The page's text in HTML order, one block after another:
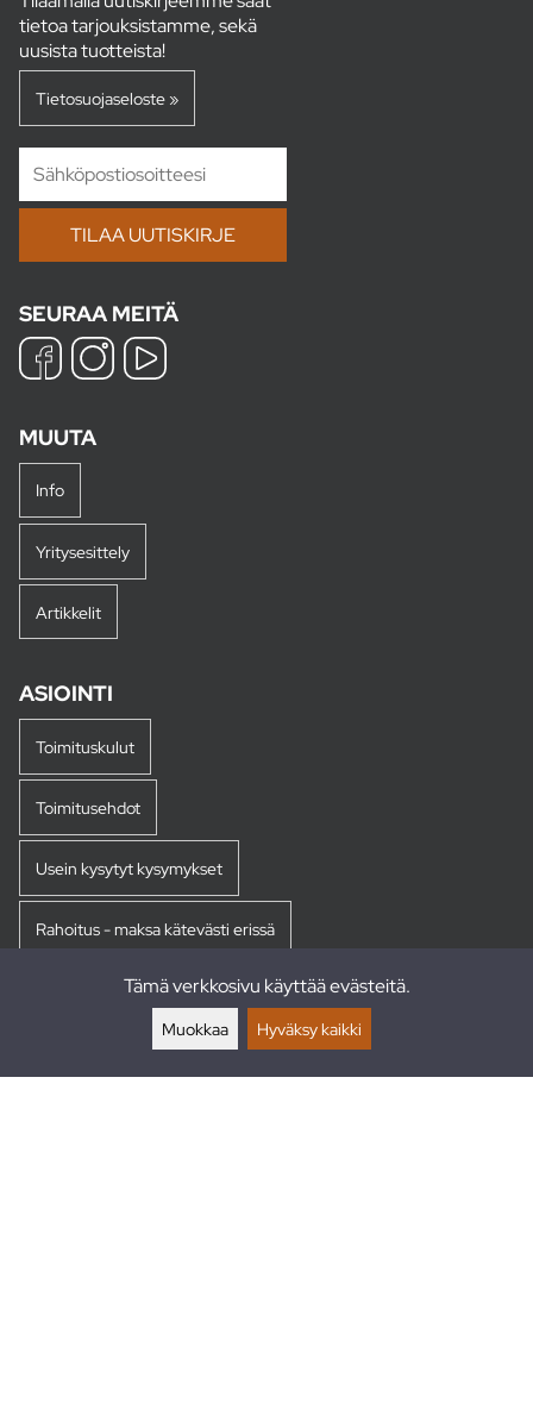
tietoa tarjouksistamme, sekä
uusista tuotteista!
Tietosuojaseloste »
SEURAA MEITÄ
MUUTA
Info
Yritysesittely
Artikkelit
ASIOINTI
Toimituskulut
Toimitusehdot
Usein kysytyt kysymykset
Rahoitus - maksa kätevästi erissä
Tämä verkkosivu käyttää evästeitä.
Muokkaa Hyväksy kaikki